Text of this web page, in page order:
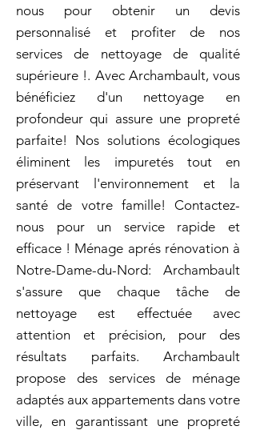
nous pour obtenir un devis
personnalisé et profiter de nos
services de nettoyage de qualité
supérieure !. Avec Archambault, vous
bénéficiez d'un nettoyage en
profondeur qui assure une propreté
parfaite! Nos solutions écologiques
éliminent les impuretés tout en
préservant l'environnement et la
santé de votre famille! Contactez-
nous pour un service rapide et
efficace ! Ménage aprés rénovation à
Notre-Dame-du-Nord: Archambault
s'assure que chaque tâche de
nettoyage est effectuée avec
attention et précision, pour des
résultats parfaits. Archambault
propose des services de ménage
adaptés aux appartements dans votre
ville, en garantissant une propreté